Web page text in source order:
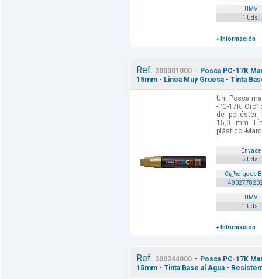
UMV
1 Uds.
+ Información
Ref. 300301000 - Posca PC-17K
15mm - Linea Muy Gruesa - Tinta
Uni Posca
-PC-17K
de poliéster
15,0 mm
plástico -
Envase
5 Uds.
Cï¿½digo de
UMV
1 Uds.
+ Información
Ref. 300244000 - Posca PC-17K
15mm - Tinta Base al Agua -